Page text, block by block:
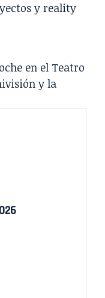
y reality
en el Teatro
y la